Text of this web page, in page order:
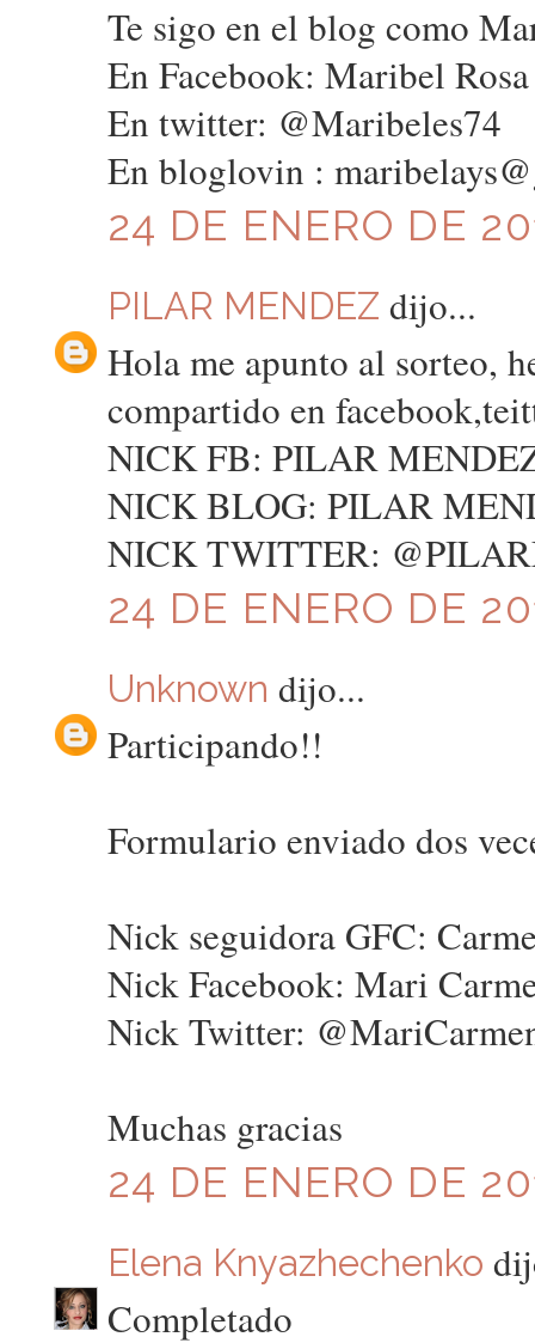
Te sigo en el blog como
En Facebook: Maribel Rosa
En twitter: @Maribeles74
En bloglovin :
24 DE ENERO DE
PILAR MENDEZ dijo...
Hola me apunto al sorteo,
compartido en
NICK FB: PILAR
NICK BLOG: PILAR
NICK TWITTER:
24 DE ENERO DE
Unknown dijo...
Participando!!
Formulario enviado dos
Nick seguidora GFC:
Nick Facebook: Mari
Nick Twitter:
Muchas gracias
24 DE ENERO DE
Elena Knyazhechenko
Completado